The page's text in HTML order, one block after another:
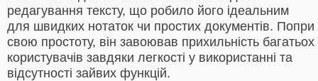
редагування тексту, що робило його ідеальним
для швидких нотаток чи простих документів. Попри
свою простоту, він завоював прихильність багатьох
користувачів завдяки легкості у використанні та
відсутності зайвих функцій.